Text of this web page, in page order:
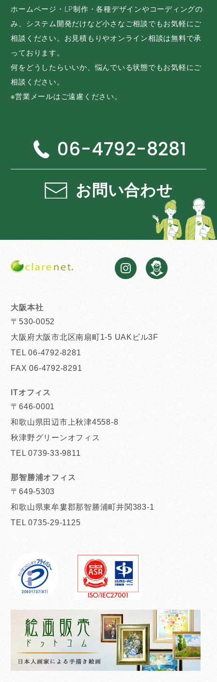
ホームページ・LP制作・各種デザインやコーディングの
み、システム開発だけなど小さなご相談でもお気軽にご
相談ください。お見積もりやオンライン相談は無料で承
っております。
何をどうしたらいいか、悩んでいる状態でもお気軽にご
相談ください。
※営業メールはご遠慮ください。
06-4792-8281
お問い合わせ
大阪本社
〒530-0052
大阪府大阪市北区南扇町1-5 UAKビル3F
TEL 06-4792-8281
FAX 06-4792-8291
ITオフィス
〒646-0001
和歌山県田辺市上秋津4558-8
秋津野グリーンオフィス
TEL 0739-33-9811
那智勝浦オフィス
〒649-5303
和歌山県東牟婁郡那智勝浦町井関383-1
TEL 0735-29-1125